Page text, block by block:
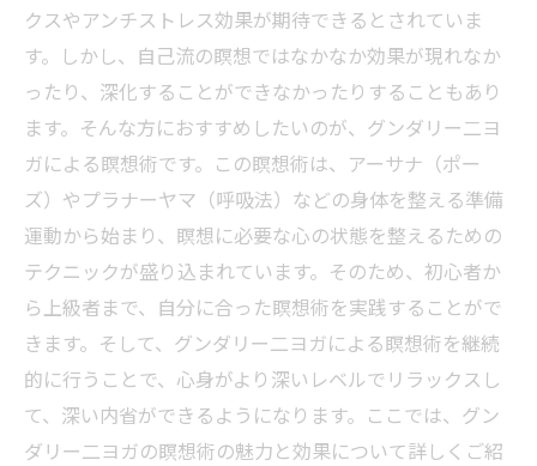
クスやアンチストレス効果が期待できるとされていま
す。しかし、自己流の瞑想ではなかなか効果が現れなか
ったり、深化することができなかったりすることもあり
ます。そんな方におすすめしたいのが、グンダリー二ヨ
ガによる瞑想術です。この瞑想術は、アーサナ（ポー
ズ）やプラナーヤマ（呼吸法）などの身体を整える準備
運動から始まり、瞑想に必要な心の状態を整えるための
テクニックが盛り込まれています。そのため、初心者か
ら上級者まで、自分に合った瞑想術を実践することがで
きます。そして、グンダリー二ヨガによる瞑想術を継続
的に行うことで、心身がより深いレベルでリラックスし
て、深い内省ができるようになります。ここでは、グン
ダリー二ヨガの瞑想術の魅力と効果について詳しくご紹